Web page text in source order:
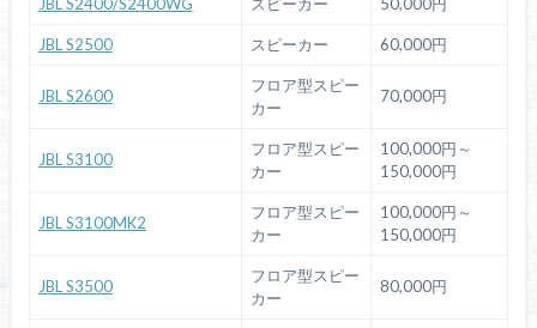
JBL S2500 スピーカー 60,000円
JBL S2600
フロア型スピー
カー
70,000円
JBL S3100
フロア型スピー
カー
100,000円～
150,000円
JBL S3100MK2
フロア型スピー
カー
100,000円～
150,000円
JBL S3500
フロア型スピー
カー
80,000円